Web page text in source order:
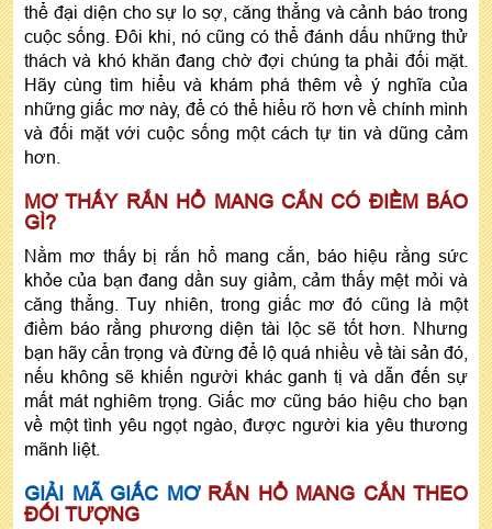
thể đại diện cho sự lo sợ, căng thẳng và cảnh báo trong
cuộc sống. Đôi khi, nó cũng có thể đánh dấu những thử
thách và khó khăn đang chờ đợi chúng ta phải đối mặt.
Hãy cùng tìm hiểu và khám phá thêm về ý nghĩa của
những giấc mơ này, để có thể hiểu rõ hơn về chính mình
và đối mặt với cuộc sống một cách tự tin và dũng cảm
hơn.
MƠ THẤY RẮN HỔ MANG CẮN CÓ ĐIỀM BÁO
GÌ?
Nằm mơ thấy bị rắn hổ mang cắn, báo hiệu rằng sức
khỏe của bạn đang dần suy giảm, cảm thấy mệt mỏi và
căng thẳng. Tuy nhiên, trong giấc mơ đó cũng là một
điềm báo rằng phương diện tài lộc sẽ tốt hơn. Nhưng
bạn hãy cẩn trọng và đừng để lộ quá nhiều về tài sản đó,
nếu không sẽ khiến người khác ganh tị và dẫn đến sự
mất mát nghiêm trọng. Giấc mơ cũng báo hiệu cho bạn
về một tình yêu ngọt ngào, được người kia yêu thương
mãnh liệt.
GIẢI MÃ GIẤC MƠRẮN HỔ MANG CẮN THEO
ĐỐI TƯỢNG